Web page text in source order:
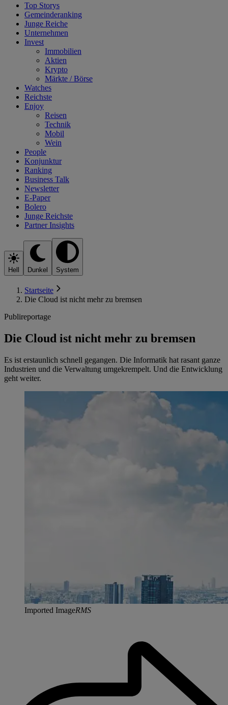
Top Storys
Gemeinderanking
Junge Reiche
Unternehmen
Invest
Immobilien
Aktien
Krypto
Märkte / Börse
Watches
Reichste
Enjoy
Reisen
Technik
Mobil
Wein
People
Konjunktur
Ranking
Business Talk
Newsletter
E-Paper
Bolero
Junge Reichste
Partner Insights
Hell Dunkel System
Startseite
Die Cloud ist nicht mehr zu bremsen
Publireportage
Die Cloud ist nicht mehr zu bremsen
Es ist erstaunlich schnell gegangen. Die Informatik hat rasant ganze
Industrien und die Verwaltung umgekrempelt. Und die Entwicklung
geht weiter.
Imported ImageRMS